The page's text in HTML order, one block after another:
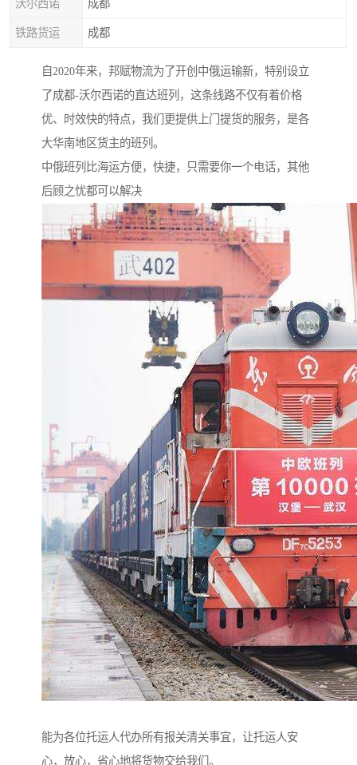
沃尔西诺 成都
铁路货运 成都
自2020年来，邦赋物流为了开创中俄运输新，特别设立
了成都-沃尔西诺的直达班列，这条线路不仅有着价格
优、时效快的特点，我们更提供上门提货的服务，是各
大华南地区货主的班列。
中俄班列比海运方便，快捷，只需要你一个电话，其他
后顾之忧都可以解决
能为各位托运人代办所有报关清关事宜，让托运人安
心，放心，省心地将货物交给我们。